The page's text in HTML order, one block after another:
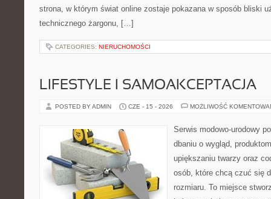
strona, w którym świat online zostaje pokazana w sposób bliski
technicznego żargonu, […]
CATEGORIES: NIERUCHOMOŚCI
LIFESTYLE I SAMOAKCEPTACJA
POSTED BY ADMIN CZE - 15 - 2026 MOŻLIWOŚĆ
Serwis modowo-urodowy
dbaniu o wygląd,
upiększaniu twarzy oraz
osób, które chcą czuć się
rozmiaru. To miejsce